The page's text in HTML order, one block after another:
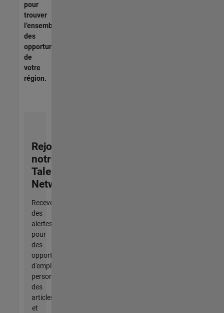
pour
trouver
l’ensemble
des
opportunités
de
votre
région.
Rejoignez
notre
Talent
Network
Recevez
des
alertes
pour
des
opportunités
d'emploi
personnalisées,
des
articles
et